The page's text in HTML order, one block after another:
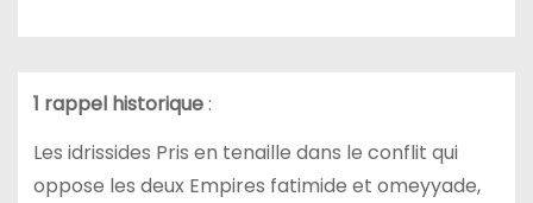
1 rappel historique:
Les idrissides Pris en tenaille dans le conflit qui
oppose les deux Empires fatimide et omeyyade,